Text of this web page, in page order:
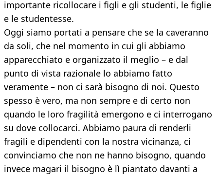
importante ricollocare i figli e gli studenti, le figlie
e le studentesse.
Oggi siamo portati a pensare che se la caveranno
da soli, che nel momento in cui gli abbiamo
apparecchiato e organizzato il meglio – e dal
punto di vista razionale lo abbiamo fatto
veramente – non ci sarà bisogno di noi. Questo
spesso è vero, ma non sempre e di certo non
quando le loro fragilità emergono e ci interrogano
su dove collocarci. Abbiamo paura di renderli
fragili e dipendenti con la nostra vicinanza, ci
convinciamo che non ne hanno bisogno, quando
invece magari il bisogno è lì piantato davanti a